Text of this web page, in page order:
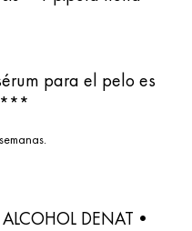
para el pelo es
DENAT•